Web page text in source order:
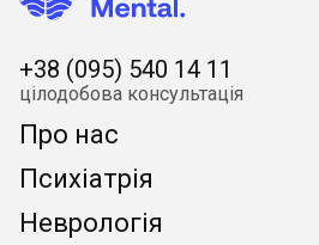
+38 (095) 540 14 11
цілодобова консультація
Про нас
Питання/Відповідь
Психіатрія
Неврологія